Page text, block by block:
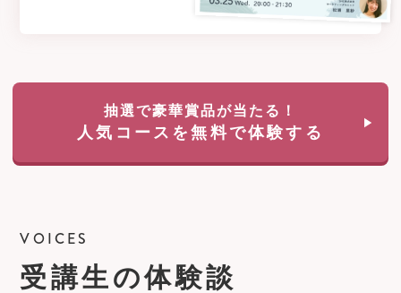
抽選で豪華賞品が当たる！
人気コースを無料で体験する
VOICES
受講生の体験談